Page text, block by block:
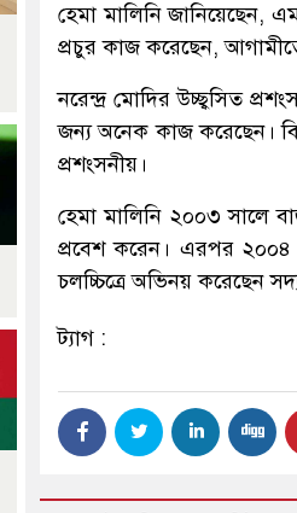
হেমা মালিনি জানিয়েছেন,
প্রচুর কাজ করেছেন,
নরেন্দ্র মোদির উচ্ছ্বসিত
জন্য অনেক কাজ করেছেন।
প্রশংসনীয়।
হেমা মালিনি ২০০৩ সালে
প্রবেশ করেন। এরপর ২০০৪
চলচ্চিত্রে অভিনয় করেছেন
ট্যাগ :